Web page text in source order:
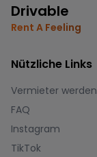
Drivable
Rent A Feeling
Nützliche Links
Vermieter werden
FAQ
Instagram
TikTok